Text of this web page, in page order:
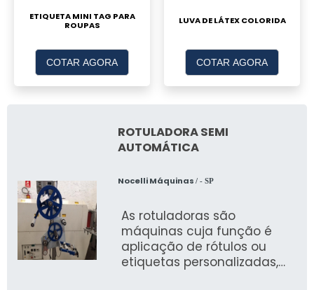
ETIQUETA MINI TAG PARA
ROUPAS
COTAR AGORA
LUVA DE LÁTEX COLORIDA
COTAR AGORA
ROTULADORA SEMI
AUTOMÁTICA
Nocelli Máquinas / - SP
As rotuladoras são
máquinas cuja função é
aplicação de rótulos ou
etiquetas personalizadas,